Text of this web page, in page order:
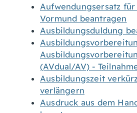
Aufwendungsersatz für
Vormund beantragen
Ausbildungsduldung
(AVdual/AV) -
Ausbildungszeit
verlängern
Ausdruck aus dem